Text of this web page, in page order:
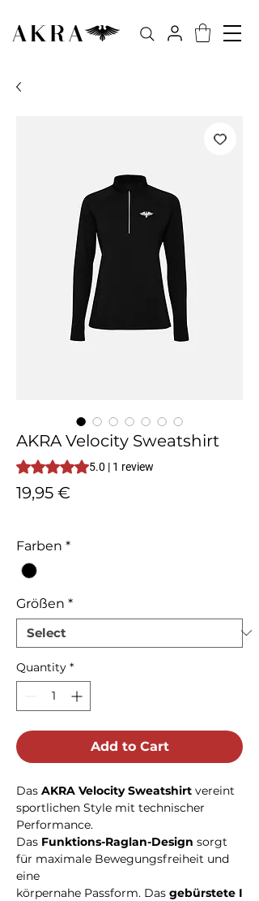
AKRA Velocity Sweatshirt
Rating is 5.0 out of five stars based on 1
5.0 | 1 review
19,95 €
Farben *
Größen *
Quantity *
Add to Cart
Das AKRA Velocity Sweatshirt vereint
sportlichen Style mit technischer
Performance.
Das Funktions-Raglan-Design sorgt
für maximale Bewegungsfreiheit und
eine
körpernahe Passform. Das gebürstete I